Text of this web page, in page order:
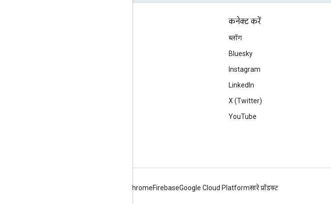
कनेक्ट करें
ब्लॉग
Bluesky
Instagram
LinkedIn
X (Twitter)
YouTube
ChromeFirebaseGoogle Cloud Platformसारे प्रॉडक्ट